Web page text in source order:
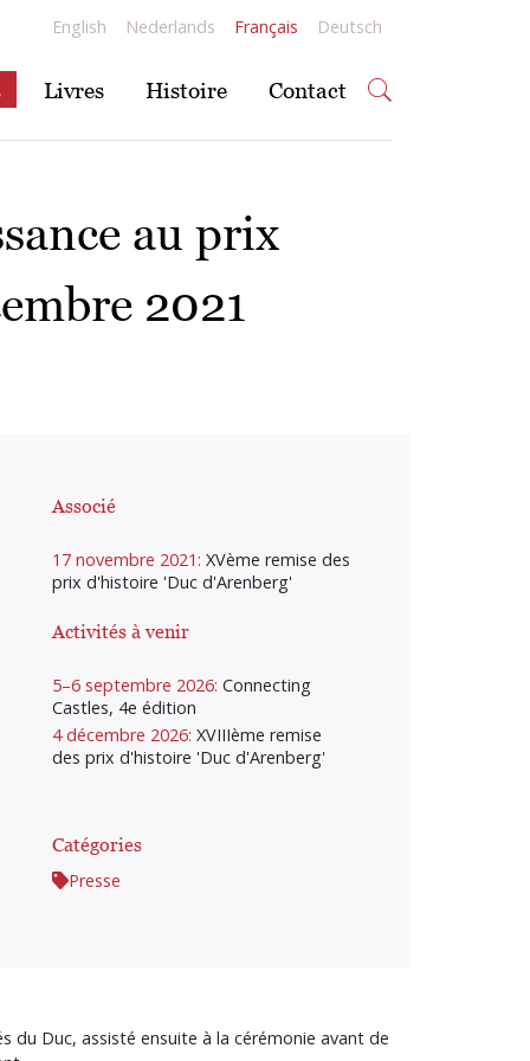
English Nederlands Français Deutsch
Livres Histoire Contact
au prix
2021
Associé
17 novembre 2021: XVème remise des
prix d'histoire 'Duc d'Arenberg'
Activités à venir
5–6 septembre 2026: Connecting
Castles, 4e édition
4 décembre 2026: XVIIIème remise
des prix d'histoire 'Duc d'Arenberg'
Catégories
Presse
du Duc, assisté ensuite à la cérémonie avant de